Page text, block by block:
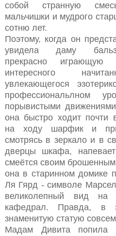
собой странную
мальчишки и мудрого
сотню лет.
Поэтому, когда он
увидела даму
прекрасно
интересного
увлекающегося
профессиональлном
порывистыми
она быстро ходит почти
на ходу шарфик и
смотрясь в зеркало и в
дверцы шкафа,
смеётся своим
она в старинном домике
Ля Гярд - символе
великолепный вид
кафедрал. Правда, в
знаменитую статую
Мадам Дивита